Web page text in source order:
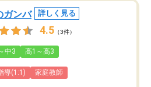
ガンバ 詳しく見る
4.5 （3件）
中3 高1～高3
導(1:1) 家庭教師